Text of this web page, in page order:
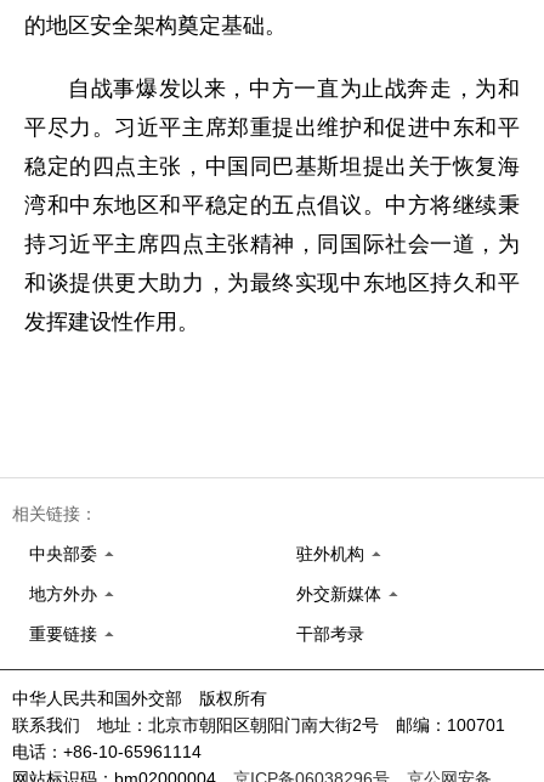
的地区安全架构奠定基础。
自战事爆发以来，中方一直为止战奔走，为和
平尽力。习近平主席郑重提出维护和促进中东和平
稳定的四点主张，中国同巴基斯坦提出关于恢复海
湾和中东地区和平稳定的五点倡议。中方将继续秉
持习近平主席四点主张精神，同国际社会一道，为
和谈提供更大助力，为最终实现中东地区持久和平
发挥建设性作用。
相关链接：
中央部委 驻外机构
地方外办 外交新媒体
重要链接 干部考录
中华人民共和国外交部 版权所有
联系我们 地址：北京市朝阳区朝阳门南大街2号 邮编：100701
电话：+86-10-65961114